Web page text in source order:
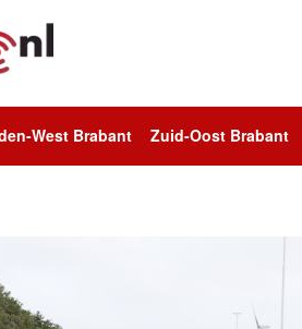
West Brabant Zuid-Oost Brabant